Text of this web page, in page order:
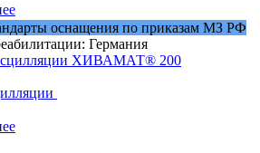
оснащения по приказам МЗ РФ